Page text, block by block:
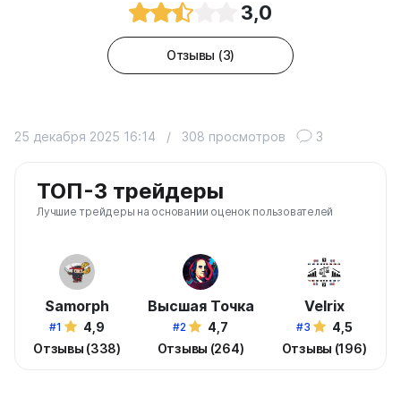
3,0
Отзывы (3)
25 декабря 2025 16:14 / 308 просмотров 3
ТОП-3 трейдеры
Лучшие трейдеры на основании оценок пользователей
Samorph
#1
4,9
Отзывы (338)
Высшая Точка
#2
4,7
Отзывы (264)
Velrix
#3
4,5
Отзывы (196)